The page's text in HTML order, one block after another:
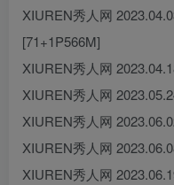
XIUREN秀人网
[71+1P566M]
XIUREN秀人网
XIUREN秀人网
XIUREN秀人网
XIUREN秀人网
XIUREN秀人网